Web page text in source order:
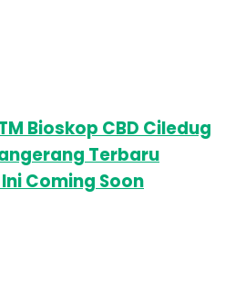
Bioskop CBD Ciledug
Terbaru
Coming Soon